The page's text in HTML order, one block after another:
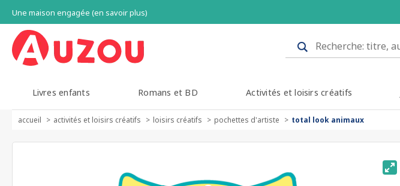
Une maison engagée (en savoir plus)
Livres enfants Romans et BD Activités et loisirs créatifs
accueil activités et loisirs créatifs loisirs créatifs pochettes d'artiste total look animaux